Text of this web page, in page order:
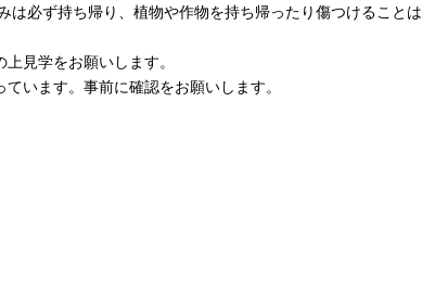
は必ず持ち帰り、植物や作物を持ち帰ったり傷つけることは
見学をお願いします。
います。事前に確認をお願いします。